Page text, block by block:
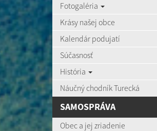
Fotogaléria
Krásy našej obce
Kalendár podujatí
Súčasnosť
História
Náučný chodník Turecká
SAMOSPRÁVA
Obec a jej zriadenie